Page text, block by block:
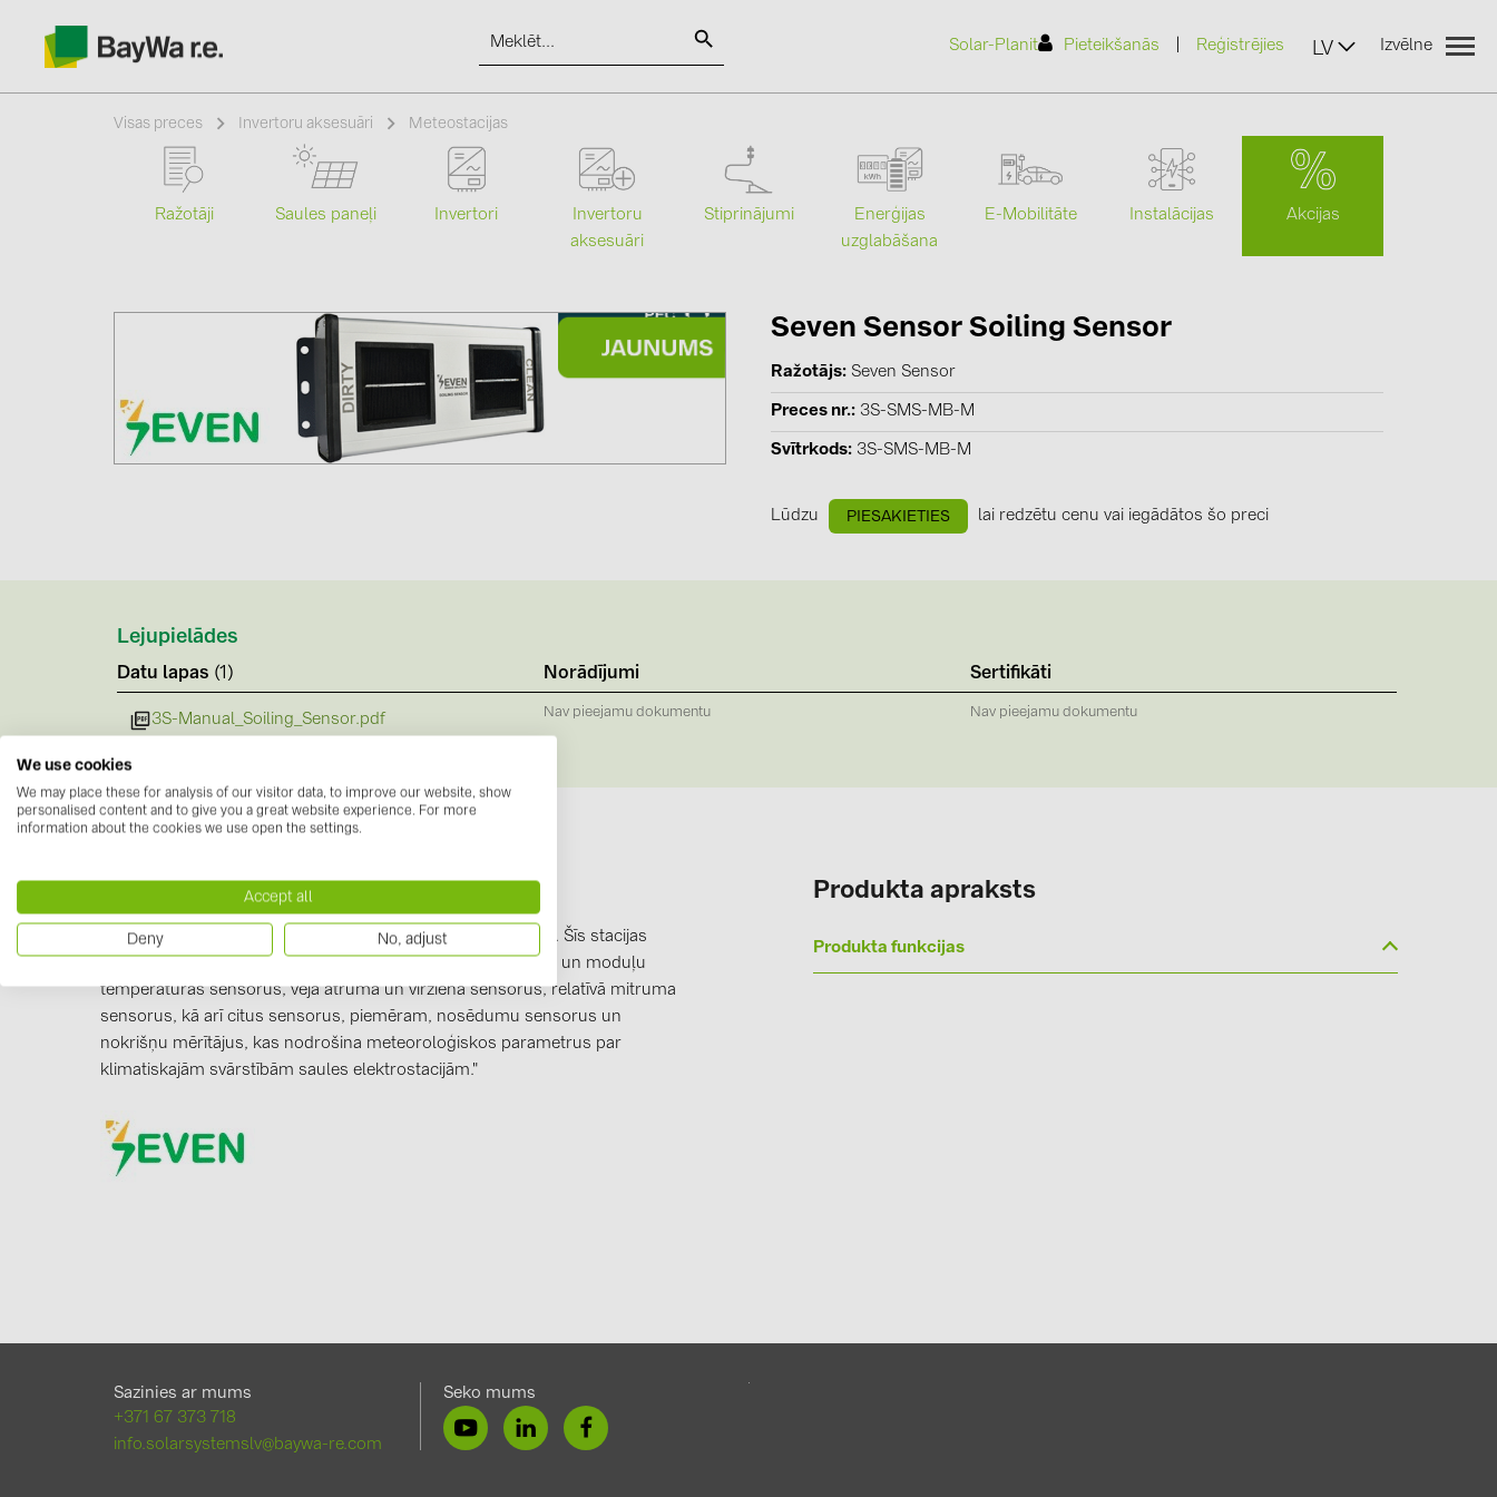
Solar-Planit Pieteikšanās Reģistrējies LV Izvēlne
Produkti
Jaunumi
Katalogi
Kategorijas
Saules paneļi (19)
Invertoru aksesuāri (84)
Enerģijas uzglabāšana (71)
Ražotāji
ABB (21)
BAKS (51)
BUDMAT (6)
EVOPIPES (7)
FRONIUS (42)
GoodWe (40)
LEADER (6)
LONGi Solar (5)
QILOWATT (3)
SMA (1)
Visas preces Invertoru aksesuāri Meteostacijas
Ražotāji Saules paneļi Invertori
Invertoru
aksesuāri
Stiprinājumi
Enerģijas
uzglabāšana
E-Mobilitāte Instalācijas Akcijas
Seven Sensor Soiling Sensor
Ražotājs Seven Sensor
Preces nr. 3S-SMS-MB-M
Svītrkods 3S-SMS-MB-M
Lūdzu PIESAKIETIES lai redzētu cenu vai iegādātos šo preci
Lejupielādes
Datu lapas (1)
3S-Manual_Soiling_Sensor.pdf
Norādījumi
Nav pieejamu dokumentu
Sertifikāti
Nav pieejamu dokumentu
Informācija par ražotāju
"SEVEN Sensor Solutions ir meteoroloģisko staciju ražotājs. Šīs stacijas
ietver izstarojuma sensorus, piranometrus, apkārtējās vides un moduļu
temperatūras sensorus, vēja ātruma un virziena sensorus, relatīvā mitruma
sensorus, kā arī citus sensorus, piemēram, nosēdumu sensorus un
nokrišņu mērītājus, kas nodrošina meteoroloģiskos parametrus par
klimatiskajām svārstībām saules elektrostacijām."
Produkta apraksts
Produkta funkcijas
Sazinies ar mums
+371 67 373 718
info.solarsystemslv@baywa-re.com
Seko mums
We use cookies
We may place these for analysis of our visitor data, to improve our website, show
personalised content and to give you a great website experience. For more
information about the cookies we use open the settings.
Accept all
Deny No, adjust